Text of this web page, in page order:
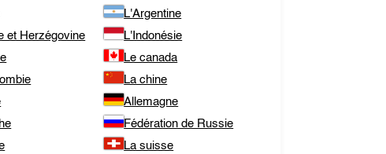
L'Argentine
et Herzégovine
L'Indonésie
Le canada
La chine
Allemagne
Fédération de Russie
La suisse